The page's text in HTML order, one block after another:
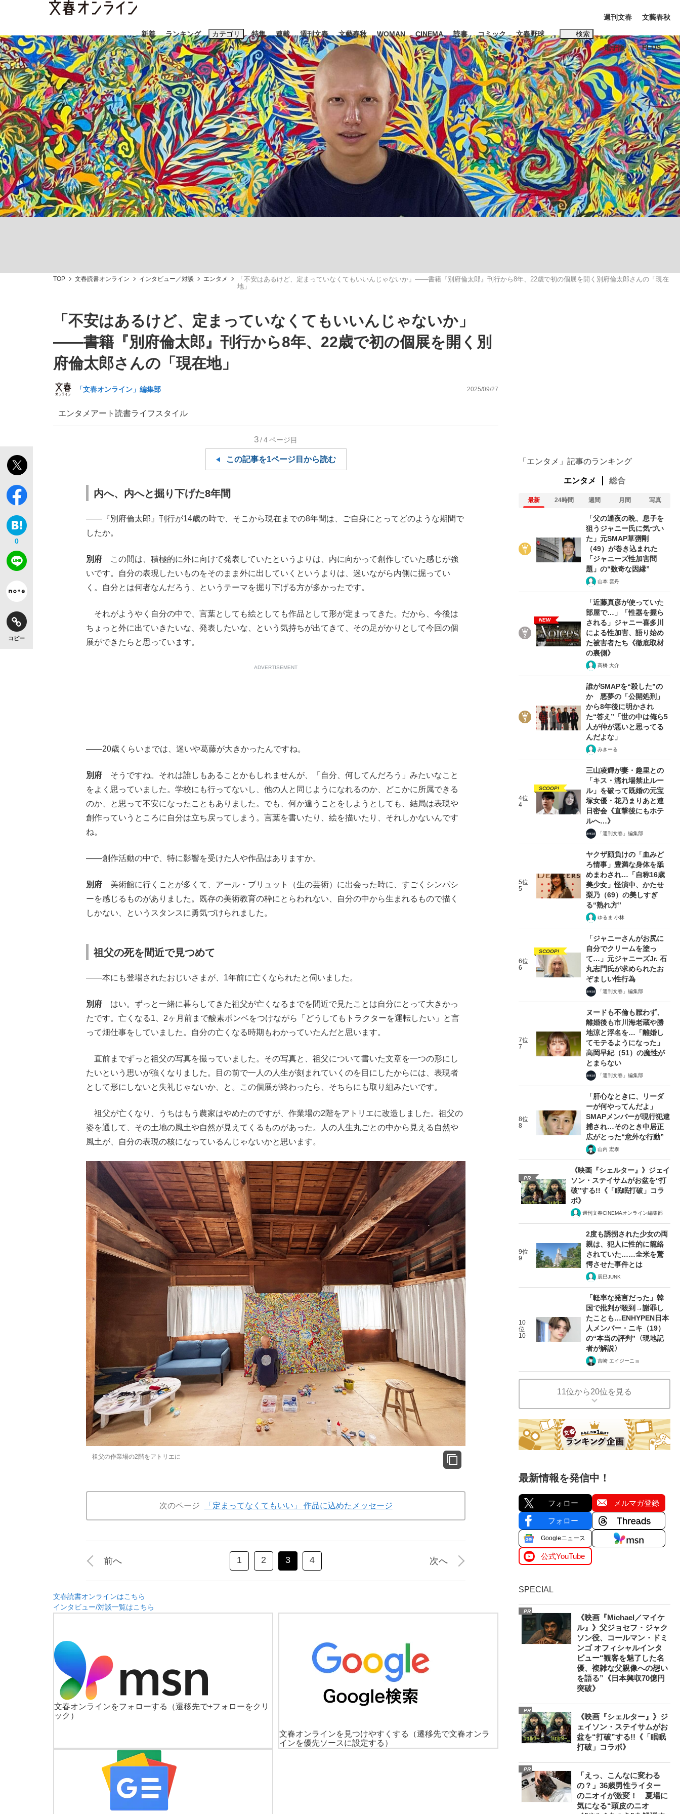
新着 ランキング カテゴリ
スクープ ニュース エンタメ ビジネス インタビュー 読書
「90%は失敗する。でも…」本田圭佑が初めて明かした日本代表監督に... 「最悪の空気のまま解散」WBC日本代表“敗戦”の真実 選手が明かす...
「敗因分析は一切聞かれなかった」侍ジャパン選手が証言した“NPB聞... 「クマが悪者扱いされているのが悲しい」『北の国から』倉本聰氏（91...
「目標達成できなかったからと言って…」サッカー日本代表・森保一監督...
もっと見る
特集
終戦から81年
観る将棋、読む将棋
キングの誕生を、目撃せよ。
もっと見る
連載 週刊文春 文藝春秋 WOMAN CINEMA 読書 コミック 文春野球 検索
キーワード入力
おすすめのキーワードタグ一覧
#藤田晋 #三山凌輝 #高市早苗 #後藤真希 #森岡毅 #城彰二 #内田有紀
#松田聖子
#玉木雄一郎
#亀和田武
週刊文春
電子版
文藝春秋
PLUS
TOP 文春読書オンライン インタビュー／対談 エンタメ
「不安はあるけど、定まっていなくてもいいんじゃないか」――書籍『別府倫太郎』刊行から8年、22歳で初の個展を開く別府倫太郎さんの「現在
地」
「不安はあるけど、定まっていなくてもいいんじゃないか」
――書籍『別府倫太郎』刊行から8年、22歳で初の個展を開く別
府倫太郎さんの「現在地」
「文春オンライン」編集部 2025/09/27
エンタメ アート 読書ライフスタイル
0
コピー
3/4ページ目
この記事を1ページ目から読む
内へ、内へと掘り下げた8年間
――『別府倫太郎』刊行が14歳の時で、そこから現在までの8年間は、ご自身にとってどのような期間で
したか。
別府 この間は、積極的に外に向けて発表していたというよりは、内に向かって創作していた感じが強
いです。自分の表現したいものをそのまま外に出していくというよりは、迷いながら内側に掘ってい
く。自分とは何者なんだろう、というテーマを掘り下げる方が多かったです。
それがようやく自分の中で、言葉としても絵としても作品として形が定まってきた。だから、今後は
ちょっと外に出ていきたいな、発表したいな、という気持ちが出てきて、その足がかりとして今回の個
展ができたらと思っています。
ADVERTISEMENT
――20歳くらいまでは、迷いや葛藤が大きかったんですね。
別府 そうですね。それは誰しもあることかもしれませんが、「自分、何してんだろう」みたいなこと
をよく思っていました。学校にも行ってないし、他の人と同じようになれるのか、どこかに所属できる
のか、と思って不安になったこともありました。でも、何か違うことをしようとしても、結局は表現や
創作っていうところに自分は立ち戻ってしまう。言葉を書いたり、絵を描いたり、それしかないんです
ね。
――創作活動の中で、特に影響を受けた人や作品はありますか。
別府 美術館に行くことが多くて、アール・ブリュット（生の芸術）に出会った時に、すごくシンパシ
ーを感じるものがありました。既存の美術教育の枠にとらわれない、自分の中から生まれるもので描く
しかない、というスタンスに勇気づけられました。
祖父の死を間近で見つめて
――本にも登場されたおじいさまが、1年前に亡くなられたと伺いました。
別府 はい。ずっと一緒に暮らしてきた祖父が亡くなるまでを間近で見たことは自分にとって大きかっ
たです。亡くなる1、2ヶ月前まで酸素ボンベをつけながら「どうしてもトラクターを運転したい」と言
って畑仕事をしていました。自分の亡くなる時期もわかっていたんだと思います。
直前までずっと祖父の写真を撮っていました。その写真と、祖父について書いた文章を一つの形にし
たいという思いが強くなりました。目の前で一人の人生が刻まれていくのを目にしたからには、表現者
として形にしないと失礼じゃないか、と。この個展が終わったら、そちらにも取り組みたいです。
祖父が亡くなり、うちはもう農家はやめたのですが、作業場の2階をアトリエに改造しました。祖父の
姿を通して、その土地の風土や自然が見えてくるものがあった。人の人生丸ごとの中から見える自然や
風土が、自分の表現の核になっているんじゃないかと思います。
祖父の作業場の2階をアトリエに
次のページ 「定まってなくてもいい」 作品に込めたメッセージ
前へ 1 2 3 4 次へ
文春読書オンラインはこちら
インタビュー/対談一覧はこちら
文春オンラインをフォローする
（遷移先で+フォローをクリ
ック）
文春オンラインを見つけやすくする
（遷移先で文春オンラ
インを優先ソースに設定する）
「エンタメ」記事のランキング
エンタメ 総合
最新 24時間 週間 月間 写真
「父の通夜の晩、息子を
狙うジャニー氏に気づい
た」元SMAP草彅剛
（49）が巻き込まれた
「ジャニーズ性加害問
題」の“数奇な因縁”
山本 雲丹
NEW
「近藤真彦が使っていた
部屋で…」「性器を握ら
される」ジャニー喜多川
による性加害、語り始め
た被害者たち《徹底取材
の裏側》
髙橋 大介
誰がSMAPを“殺した”の
か 悪夢の「公開処刑」
から8年後に明かされ
た“答え”「世の中は俺ら5
人が仲が悪いと思ってる
んだよな」
みきーる
4位
4
SCOOP!
三山凌輝が妻・趣里との
「キス・濡れ場禁止ルー
ル」を破って既婚の元宝
塚女優・花乃まりあと連
日密会《直撃後にもホテ
ルへ…》
「週刊文春」編集部
5位
5
ヤクザ顔負けの「血みど
ろ情事」豊満な身体を舐
めまわされ…「自称16歳
美少女」怪演中、かたせ
梨乃（69）の美しすぎ
る“熟れ方”
ゆるま 小林
6位
6
SCOOP!
「ジャニーさんがお尻に
自分でクリームを塗っ
て…」元ジャニーズJr. 石
丸志門氏が求められたお
ぞましい性行為
「週刊文春」編集部
7位
7
ヌードも不倫も厭わず、
離婚後も市川海老蔵や勝
地涼と浮名を…「離婚し
てモテるようになった」
高岡早紀（51）の魔性が
とまらない
「週刊文春」編集部
8位
8
「肝心なときに、リーダ
ーが何やってんだよ」
SMAPメンバーが現行犯逮
捕され…そのとき中居正
広がとった“意外な行動”
山内 宏泰
PR
《映画『シェルター』》ジェイ
ソン・ステイサムがお盆を“打
破”する!!《「眠眠打破」コラ
ボ》
週刊文春CINEMAオンライン編集部
9位
9
2度も誘拐された少女の両
親は、犯人に性的に籠絡
されていた……全米を驚
愕させた事件とは
辰巳JUNK
10
位
10
「軽率な発言だった」韓
国で批判が殺到→謝罪し
たことも…ENHYPEN日本
人メンバー・ニキ（19）
の“本当の評判”〈現地記
者が解説〉
吉崎 エイジーニョ
11位から20位を見る
最新情報を発信中！
フォロー メルマガ登録
フォロー
Googleニュース
公式YouTube
SPECIAL
PR
《映画『Michael／マイケ
ル』》父ジョセフ・ジャク
ソン役、コールマン・ドミ
ンゴ オフィシャルインタ
ビュー“観客を魅了した名
優、複雑な父親像への想い
を語る”《日本興収70億円
突破》
PR
《映画『シェルター』》ジ
ェイソン・ステイサムがお
盆を“打破”する!!《「眠眠
打破」コラボ》
PR
「えっ、こんなに変わる
の？」36歳男性ライター
のニオイが激変！ 夏場に
気になる“頭皮のニオ